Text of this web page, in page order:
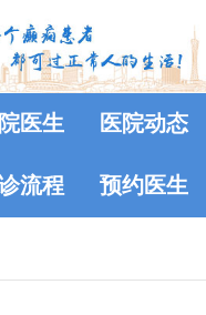
医生 医院动态
流程 预约医生